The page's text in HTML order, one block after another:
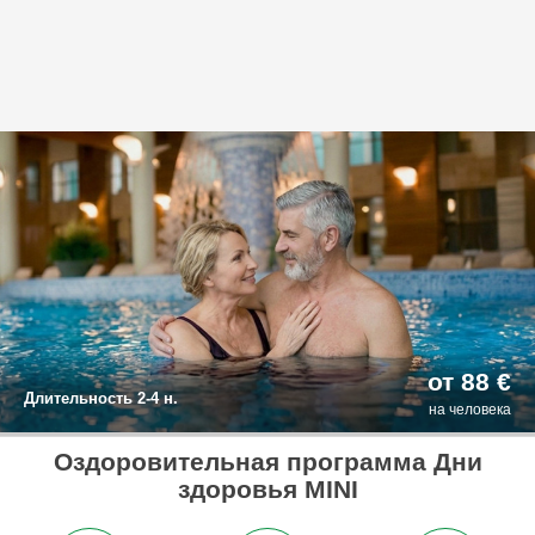
Длительность 2-4 н.
от 88 €
на человека
Оздоровительная программа Дни
здоровья MINI